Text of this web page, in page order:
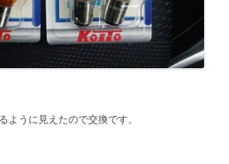
ように見えたので交換です。